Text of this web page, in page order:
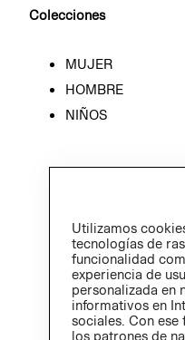
Colecciones
MUJER
HOMBRE
NIÑOS
Utilizamos
tecnologías de
funcionalidad
experiencia de
personalizada en
informativos en
sociales. Con
los patrones de